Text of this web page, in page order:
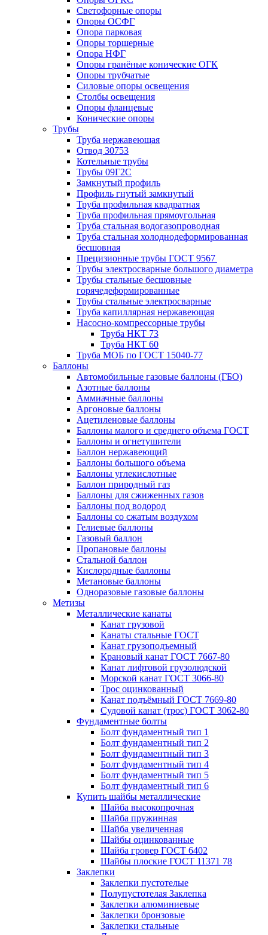
Светофорные опоры
Опоры ОСФГ
Опора парковая
Опоры торшерные
Опора НФГ
Опоры гранёные конические ОГК
Опоры трубчатые
Силовые опоры освещения
Столбы освещения
Опоры фланцевые
Конические опоры
Трубы
Труба нержавеющая
Отвод 30753
Котельные трубы
Трубы 09Г2С
Замкнутый профиль
Профиль гнутый замкнутый
Труба профильная квадратная
Труба профильная прямоугольная
Труба стальная водогазопроводная
Труба стальная холоднодеформированная
бесшовная
Прецизионные трубы ГОСТ 9567
Трубы электросварные большого диаметра
Трубы стальные бесшовные
горячедеформированные
Трубы стальные электросварные
Труба капиллярная нержавеющая
Насосно-компрессорные трубы
Труба НКТ 73
Труба НКТ 60
Труба МОБ по ГОСТ 15040-77
Баллоны
Автомобильные газовые баллоны (ГБО)
Азотные баллоны
Аммиачные баллоны
Аргоновые баллоны
Ацетиленовые баллоны
Баллоны малого и среднего объема ГОСТ
Баллоны и огнетушители
Баллон нержавеющий
Баллоны большого объема
Баллоны углекислотные
Баллон природный газ
Баллоны для сжиженных газов
Баллоны под водород
Баллоны со сжатым воздухом
Гелиевые баллоны
Газовый баллон
Пропановые баллоны
Стальной баллон
Кислородные баллоны
Метановые баллоны
Одноразовые газовые баллоны
Метизы
Металлические канаты
Канат грузовой
Канаты стальные ГОСТ
Канат грузоподъемный
Крановый канат ГОСТ 7667-80
Канат лифтовой грузолюдской
Морской канат ГОСТ 3066-80
Трос оцинкованный
Канат подъёмный ГОСТ 7669-80
Судовой канат (трос) ГОСТ 3062-80
Фундаментные болты
Болт фундаментный тип 1
Болт фундаментный тип 2
Болт фундаментный тип 3
Болт фундаментный тип 4
Болт фундаментный тип 5
Болт фундаментный тип 6
Купить шайбы металлические
Шайба высокопрочная
Шайба пружинная
Шайба увеличенная
Шайбы оцинкованные
Шайба гровер ГОСТ 6402
Шайбы плоские ГОСТ 11371 78
Заклепки
Заклепки пустотелые
Полупустотелая Заклепка
Заклепки алюминиевые
Заклепки бронзовые
Заклепки стальные